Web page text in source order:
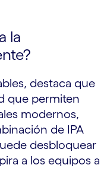
la
destaca que
que permiten
modernos,
de IPA
desbloquear
a los equipos a